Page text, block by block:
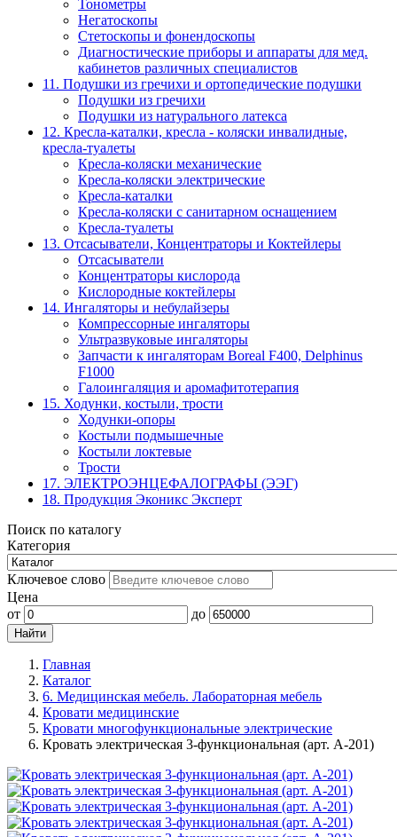
Тонометры
Негатоскопы
Стетоскопы и фонендоскопы
Диагностические приборы и аппараты для мед.
кабинетов различных специалистов
11. Подушки из гречихи и ортопедические подушки
Подушки из гречихи
Подушки из натурального латекса
12. Кресла-каталки, кресла - коляски инвалидные,
кресла-туалеты
Кресла-коляски механические
Кресла-коляски электрические
Кресла-каталки
Кресла-коляски с санитарном оснащением
Кресла-туалеты
13. Отсасыватели, Концентраторы и Коктейлеры
Отсасыватели
Концентраторы кислорода
Кислородные коктейлеры
14. Ингаляторы и небулайзеры
Компрессорные ингаляторы
Ультразвуковые ингаляторы
Запчасти к ингаляторам Boreal F400, Delphinus
F1000
Галоингаляция и аромафитотерапия
15. Ходунки, костыли, трости
Ходунки-опоры
Костыли подмышечные
Костыли локтевые
Трости
17. ЭЛЕКТРО­ЭНЦЕФАЛОГРАФЫ (ЭЭГ)
18. Продукция Эконикс Эксперт
Поиск по каталогу
Категория
Ключевое слово
Цена
от
до
Главная
Каталог
6. Медицинская мебель. Лабораторная мебель
Кровати медицинские
Кровати многофункциональные электрические
Кровать электрическая 3-функциональная (арт. А-201)